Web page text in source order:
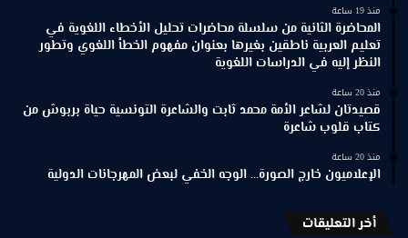
منذ 19 ساعة
المحاضرة الثانية من سلسلة محاضرات تحليل الأخطاء اللغوية في
تعليم العربية ناطقين بغيرها بعنوان مفهوم الخطأ اللغوي وتطور
النظر إليه في الدراسات اللغوية
منذ 20 ساعة
قصيدتان لشاعر الأمة محمد ثابت والشاعرة التونسية حياة بربوش من
كتاب قلوب شاعرة
منذ 20 ساعة
الإعلاميون خارج الصورة… الوجه الخفي لبعض المهرجانات الدولية
أخر التعليقات